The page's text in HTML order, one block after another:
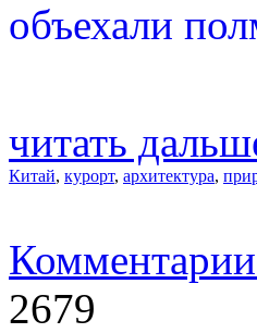
объехали
читать
Китай, курорт, архитектура,
2679